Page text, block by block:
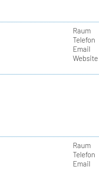
Raum
Telefon
Email
Website
Raum
Telefon
Email